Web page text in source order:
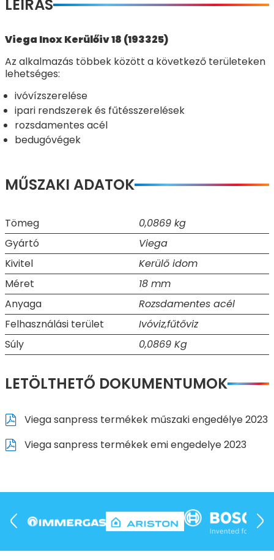
LEÍRÁS
Viega Inox Kerülőiv 18 (193325)
Az alkalmazás többek között a következő területeken
lehetséges:
ivóvízszerelése
ipari rendszerek és fűtésszerelések
rozsdamentes acél
bedugóvégek
MŰSZAKI ADATOK
Tömeg
0,0869 kg
Gyártó
Viega
Kivitel
Kerülő idom
Méret
18 mm
Anyaga
Rozsdamentes acél
Felhasználási terület
Ivóviz,fűtőviz
Súly
0,0869 Kg
LETÖLTHETŐ DOKUMENTUMOK
Viega sanpress termékek műszaki engedélye 2023
Viega sanpress termékek emi engedelye 2023